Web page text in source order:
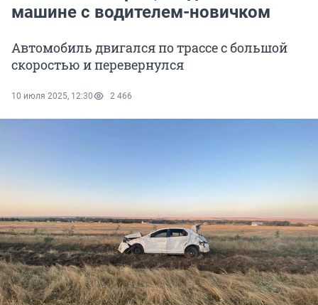
машине с водителем-новичком
Автомобиль двигался по трассе с большой
скоростью и перевернулся
10 июля 2025, 12:30 2 466